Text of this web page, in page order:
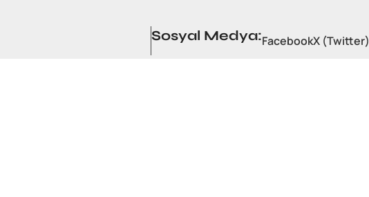
Sosyal Medya:FacebookX (Twitter)